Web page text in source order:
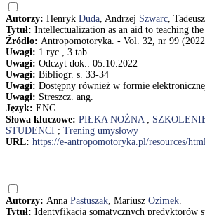
Autorzy: Henryk Duda, Andrzej Szwarc, Tadeusz
Tytuł: Intellectualization as an aid to teaching
Źródło: Antropomotoryka. - Vol. 32, nr 99
Uwagi: 1 ryc., 3 tab.
Uwagi: Odczyt dok.: 05.10.2022
Uwagi: Bibliogr. s. 33-34
Uwagi: Dostępny również w formie
Uwagi: Streszcz. ang.
Język: ENG
Słowa kluczowe: PIŁKA NOŻNA;
STUDENCI ; Trening umysłowy
URL: https://e-antropomotoryka.pl/resources/
Autorzy: Anna Pastuszak, Mariusz Ozimek.
Tytuł: Identyfikacja somatycznych predyktorów